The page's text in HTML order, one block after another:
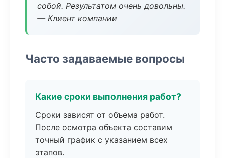
собой. Результатом очень довольны.
— Клиент компании
Часто задаваемые вопросы
Какие сроки выполнения работ?
Сроки зависят от объема работ.
После осмотра объекта составим
точный график с указанием всех
этапов.